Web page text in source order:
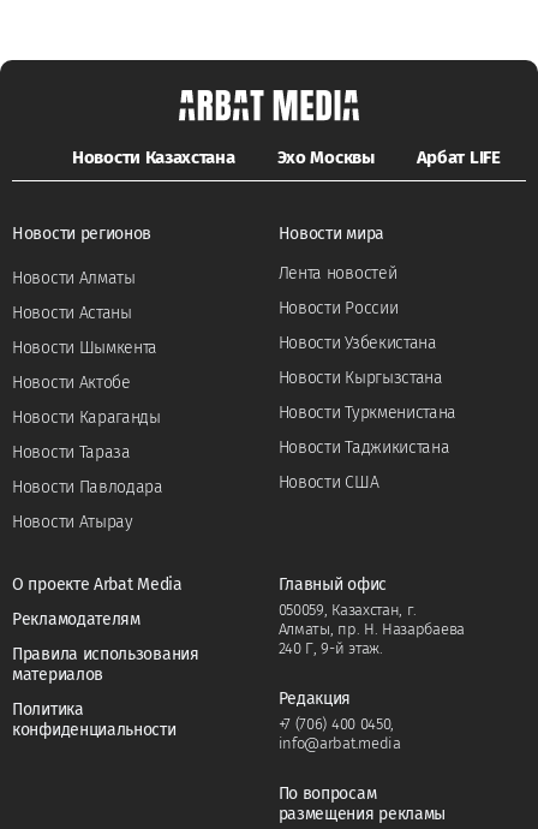
Новости Казахстана Эхо Москвы Арбат LIFE
Новости регионов
Новости Алматы
Новости Астаны
Новости Шымкента
Новости Актобе
Новости Караганды
Новости Тараза
Новости Павлодара
Новости Атырау
Новости мира
Лента новостей
Новости России
Новости Узбекистана
Новости Кыргызстана
Новости Туркменистана
Новости Таджикистана
Новости США
О проекте Arbat Media
Рекламодателям
Правила использования
материалов
Политика
конфиденциальности
Главный офис
050059, Казахстан, г.
Алматы, пр. Н. Назарбаева
240 Г, 9-й этаж.
Редакция
+7 (706) 400 0450,
info@arbat.media
По вопросам
размещения рекламы